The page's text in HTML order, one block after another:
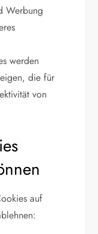
Werbung
werden
die für
von
auf